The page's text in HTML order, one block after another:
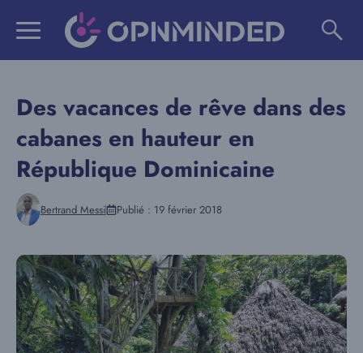
Des vacances de rêve dans des
cabanes en hauteur en
République Dominicaine
Bertrand Messi Publié : 19 février 2018